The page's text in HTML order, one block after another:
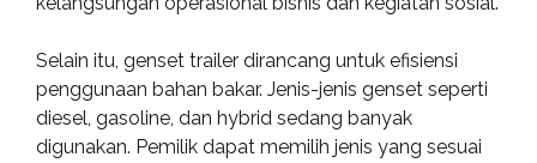
Selain itu, genset trailer dirancang untuk efisiensi
penggunaan bahan bakar. Jenis-jenis genset seperti
diesel, gasoline, dan hybrid sedang banyak
digunakan. Pemilik dapat memilih jenis yang sesuai